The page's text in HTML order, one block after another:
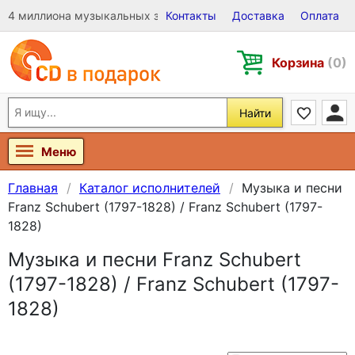
4 миллиона музыкальных записей на Виниле, CD и DVD
Контакты Доставка Оплата
Корзина (0)
Найти
Меню
Главная Каталог исполнителей
Музыка и песни
Franz Schubert (1797-1828) / Franz Schubert (1797-
1828)
Музыка и песни Franz Schubert
(1797-1828) / Franz Schubert (1797-
1828)